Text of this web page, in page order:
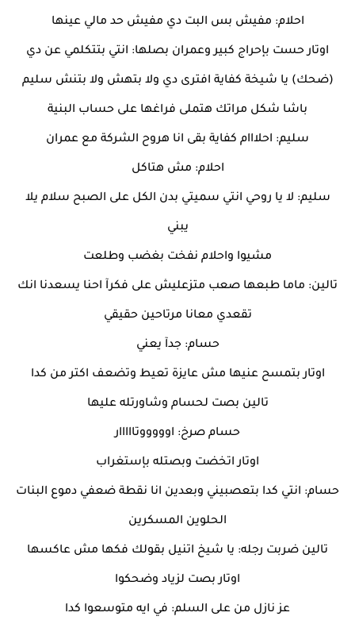
احلام: مفيش بس البت دي مفيش حد مالي عينها
اوتار حست بإحراج كبير وعمران بصلها: انتي بتتكلمي عن دي
(ضحك) يا شيخة كفاية افترى دي ولا بتهش ولا بتنش سليم
باشا شكل مراتك هتملى فراغها على حساب البنية
سليم: احلااام كفاية بقى انا هروح الشركة مع عمران
احلام: مش هتاكل
سليم: لا يا روحي انتي سميتي بدن الكل على الصبح سلام يلا
يبني
مشيوا واحلام نفخت بغضب وطلعت
تالين: ماما طبعها صعب متزعليش على فكرآ احنا يسعدنا انك
تقعدي معانا مرتاحين حقيقي
حسام: جدآ يعني
اوتار بتمسح عنيها مش عايزة تعيط وتضعف اكتر من كدا
تالين بصت لحسام وشاورتله عليها
حسام صرخ: اوووووتااااار
اوتار اتخضت وبصتله بإستغراب
حسام: انتي كدا بتعصبيني وبعدين انا نقطة ضعفي دموع البنات
الحلوين المسكرين
تالين ضربت رجله: يا شيخ اتنيل بقولك فكها مش عاكسها
اوتار بصت لزياد وضحكوا
عز نازل من على السلم: في ايه متوسعوا كدا